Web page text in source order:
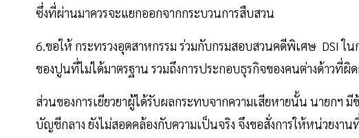
ซึ่งที่ผ่านมาควรจะแยกออกจากกระบวนการสืบสวน
6.ขอให้ กระทรวงอุตสาหกรรม ร่วมกับกรมสอบสวนคดีพิเศษ DSI ใ
ของปูนที่ไม่ได้มาตรฐาน รวมถึงการประกอบธุรกิจของคนต่างด้าวที่
ส่วนของการเยียวยาผู้ได้รับผลกระทบจากความเสียหายนั้น นายกฯ
บัญชีกลาง ยังไม่สอดคล้องกับความเป็นจริง จึงขอสั่งการให้หน่วยงา